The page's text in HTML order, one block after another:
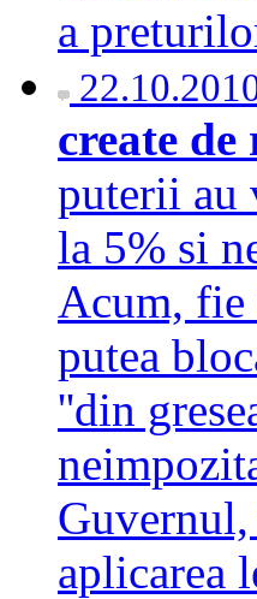
a
create
puterii au
la 5% si
Acum, fie
putea
''din
Guvernul,
aplicarea